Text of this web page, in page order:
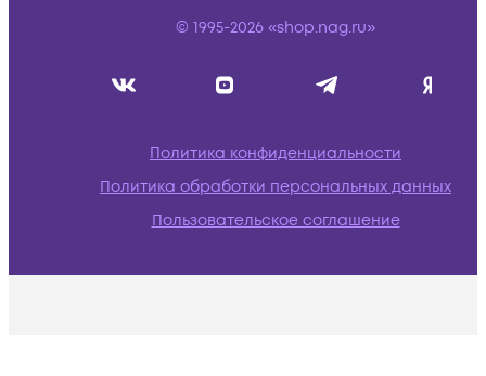
© 1995-2026 «shop.nag.ru»
Политика конфиденциальности
Политика обработки персональных данных
Пользовательское соглашение